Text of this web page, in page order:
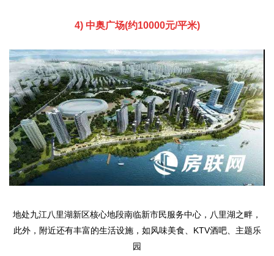
4) 中奥广场(约10000元/平米)
地处九江八里湖新区核心地段南临新市民服务中心，八里湖之畔，
此外，附近还有丰富的生活设施，如风味美食、KTV酒吧、主题乐
园